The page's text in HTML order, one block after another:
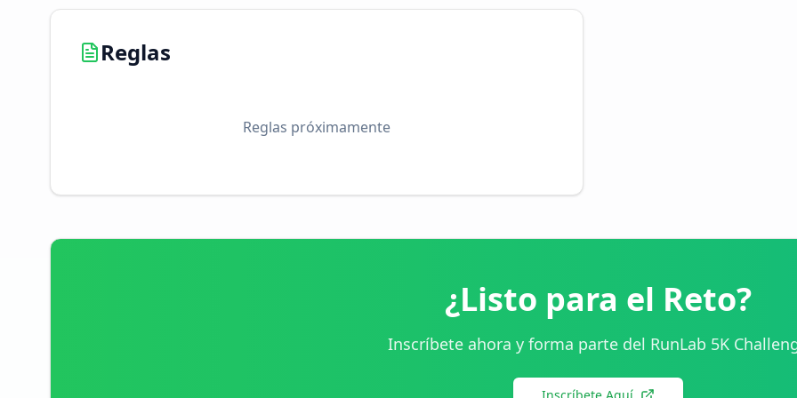
Reglas
Reglas próximamente
¿Listo para el Reto?
Inscríbete ahora y forma parte del RunLab 5K